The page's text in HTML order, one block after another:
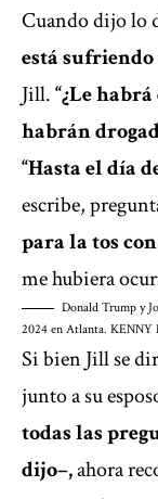
Cuando dijo lo
está
Jill.“¿Le
habrán
“Hasta el día
escribe,
para la tos
me hubiera
Donald Trump y
2024 en Atlanta. KENNY
Si bien Jill se
junto a su
todas las
dijo–,ahora